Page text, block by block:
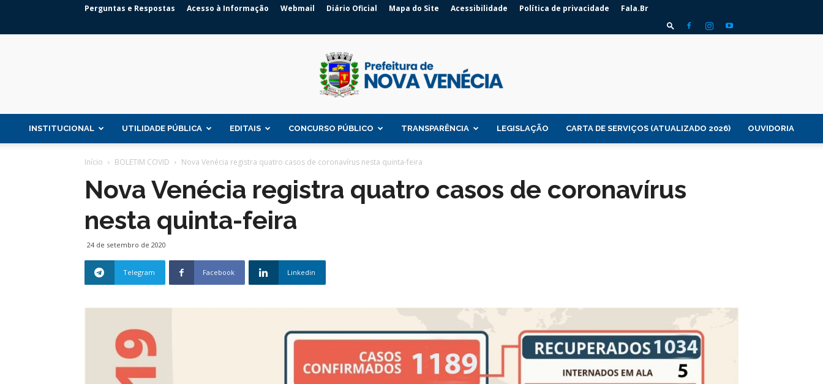
Perguntas e Respostas Acesso à Informação Webmail Diário Oficial Mapa do Site Acessibilidade Política de privacidade Fala.Br
Venécia
INSTITUCIONAL UTILIDADE PÚBLICA EDITAIS CONCURSO PÚBLICO TRANSPARÊNCIA LEGISLAÇÃO CARTA DE SERVIÇOS (ATUALIZADO 2026) OUVIDORIA
Início BOLETIM COVID Nova Venécia registra quatro casos de coronavírus nesta quinta-feira
Nova Venécia registra quatro casos de coronavírus
nesta quinta-feira
24 de setembro de 2020
Telegram Facebook Linkedin